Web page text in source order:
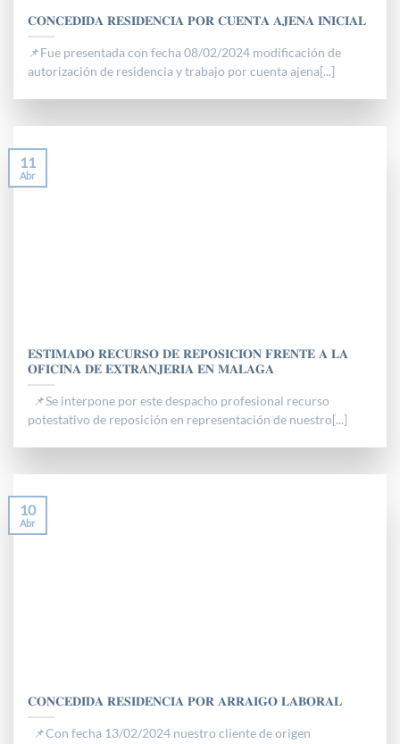
𝐂𝐎𝐍𝐂𝐄𝐃𝐈𝐃𝐀 𝐑𝐄𝐒𝐈𝐃𝐄𝐍𝐂𝐈𝐀 𝐏𝐎𝐑 𝐂𝐔𝐄𝐍𝐓𝐀 𝐀𝐉𝐄𝐍𝐀 𝐈𝐍𝐈𝐂𝐈𝐀𝐋
📌Fue presentada con fecha 08/02/2024 modificación de
autorización de residencia y trabajo por cuenta ajena[...]
𝐄𝐒𝐓𝐈𝐌𝐀𝐃𝐎 𝐑𝐄𝐂𝐔𝐑𝐒𝐎 𝐃𝐄 𝐑𝐄𝐏𝐎𝐒𝐈𝐂𝐈𝐎𝐍 𝐅𝐑𝐄𝐍𝐓𝐄 𝐀 𝐋𝐀
𝐎𝐅𝐈𝐂𝐈𝐍𝐀 𝐃𝐄 𝐄𝐗𝐓𝐑𝐀𝐍𝐉𝐄𝐑𝐈𝐀 𝐄𝐍 𝐌𝐀𝐋𝐀𝐆𝐀
📌Se interpone por este despacho profesional recurso
potestativo de reposición en representación de nuestro[...]
11
Abr
𝐂𝐎𝐍𝐂𝐄𝐃𝐈𝐃𝐀 𝐑𝐄𝐒𝐈𝐃𝐄𝐍𝐂𝐈𝐀 𝐏𝐎𝐑 𝐀𝐑𝐑𝐀𝐈𝐆𝐎 𝐋𝐀𝐁𝐎𝐑𝐀𝐋
📌Con fecha 13/02/2024 nuestro cliente de origen
10
Abr